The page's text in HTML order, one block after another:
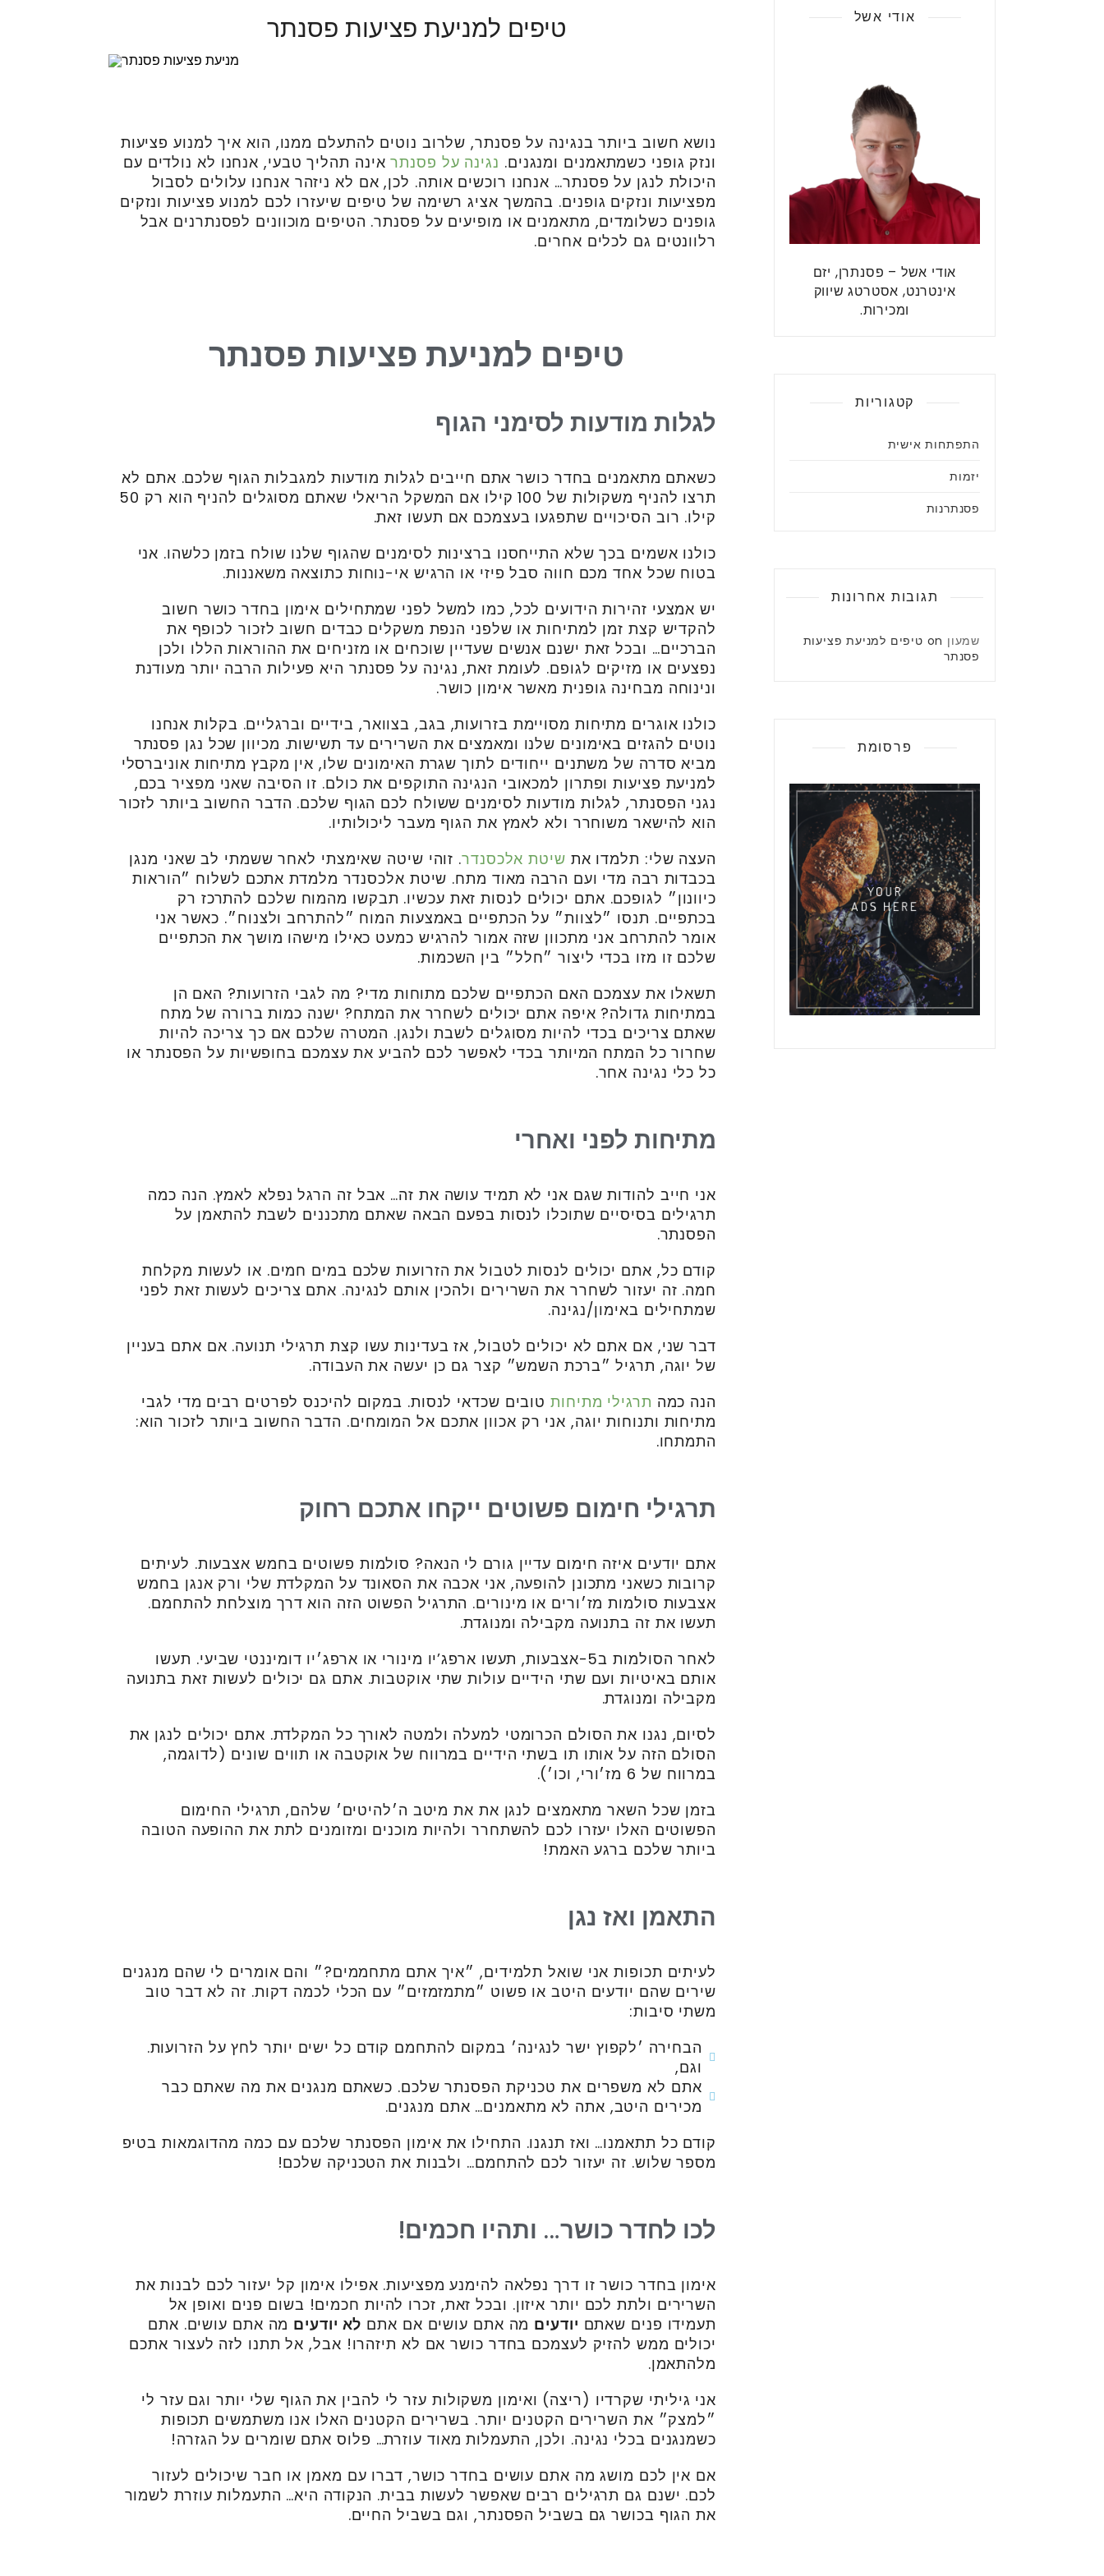
טיפים למניעת פציעות פסנתר
נושא חשוב ביותר בנגינה על פסנתר, שלרוב נוטים להתעלם ממנו, הוא איך למנוע פציעות
ונזק גופני כשמתאמנים ומנגנים. נגינה על פסנתראינה תהליך טבעי, אנחנו לא נולדים עם
היכולת לנגן על פסנתר… אנחנו רוכשים אותה. לכן, אם לא ניזהר אנחנו עלולים לסבול
מפציעות ונזקים גופנים. בהמשך אציג רשימה של טיפים שיעזרו לכם למנוע פציעות ונזקים
גופנים כשלומדים, מתאמנים או מופיעים על פסנתר. הטיפים מוכוונים לפסנתרנים אבל
רלוונטים גם לכלים אחרים.
טיפים למניעת פציעות פסנתר
לגלות מודעות לסימני הגוף
כשאתם מתאמנים בחדר כושר אתם חייבים לגלות מודעות למגבלות הגוף שלכם. אתם לא
תרצו להניף משקולות של 100 קילו אם המשקל הריאלי שאתם מסוגלים להניף הוא רק 50
קילו. רוב הסיכויים שתפגעו בעצמכם אם תעשו זאת.
כולנו אשמים בכך שלא התייחסנו ברצינות לסימנים שהגוף שלנו שולח בזמן כלשהו. אני
בטוח שכל אחד מכם חווה סבל פיזי או הרגיש אי-נוחות כתוצאה משאננות.
יש אמצעי זהירות הידועים לכל, כמו למשל לפני שמתחילים אימון בחדר כושר חשוב
להקדיש קצת זמן למתיחות או שלפני הנפת משקלים כבדים חשוב לזכור לכופף את
הברכיים… ובכל זאת ישנם אנשים שעדיין שוכחים או מזניחים את ההוראות הללו ולכן
נפצעים או מזיקים לגופם. לעומת זאת, נגינה על פסנתר היא פעילות הרבה יותר מעודנת
ונינוחה מבחינה גופנית מאשר אימון כושר.
כולנו אוגרים מתיחות מסויימת בזרועות, בגב, בצוואר, בידיים וברגליים. בקלות אנחנו
נוטים להגזים באימונים שלנו ומאמצים את השרירים עד תשישות. מכיוון שכל נגן פסנתר
מביא סדרה של משתנים ייחודים לתוך שגרת האימונים שלו, אין מקבץ מתיחות אוניברסלי
למניעת פציעות ופתרון למכאובי הנגינה התוקפים את כולם. זו הסיבה שאני מפציר בכם,
נגני הפסנתר, לגלות מודעות לסימנים ששולח לכם הגוף שלכם. הדבר החשוב ביותר לזכור
הוא להישאר משוחרר ולא לאמץ את הגוף מעבר ליכולותיו.
העצה שלי: תלמדו את שיטת אלכסנדר. זוהי שיטה שאימצתי לאחר ששמתי לב שאני מנגן
בכבדות רבה מדי ועם הרבה מאוד מתח. שיטת אלכסנדר מלמדת אתכם לשלוח ״הוראות
כיוונון״ לגופכם. אתם יכולים לנסות זאת עכשיו. תבקשו מהמוח שלכם להתרכז רק
בכתפיים. תנסו ״לצוות״ על הכתפיים באמצעות המוח ״להתרחב ולצנוח״. כאשר אני
אומר להתרחב אני מתכוון שזה אמור להרגיש כמעט כאילו מישהו מושך את הכתפיים
שלכם זו מזו בכדי ליצור ״חלל״ בין השכמות.
תשאלו את עצמכם האם הכתפיים שלכם מתוחות מדי? מה לגבי הזרועות? האם הן
במתיחות גדולה? איפה אתם יכולים לשחרר את המתח? ישנה כמות ברורה של מתח
שאתם צריכים בכדי להיות מסוגלים לשבת ולנגן. המטרה שלכם אם כך צריכה להיות
שחרור כל המתח המיותר בכדי לאפשר לכם להביע את עצמכם בחופשיות על הפסנתר או
כל כלי נגינה אחר.
מתיחות לפני ואחרי
אני חייב להודות שגם אני לא תמיד עושה את זה… אבל זה הרגל נפלא לאמץ. הנה כמה
תרגילים בסיסיים שתוכלו לנסות בפעם הבאה שאתם מתכננים לשבת להתאמן על
הפסנתר.
קודם כל, אתם יכולים לנסות לטבול את הזרועות שלכם במים חמים. או לעשות מקלחת
חמה. זה יעזור לשחרר את השרירים ולהכין אותם לנגינה. אתם צריכים לעשות זאת לפני
שמתחילים באימון/נגינה.
דבר שני, אם אתם לא יכולים לטבול, אז בעדינות עשו קצת תרגילי תנועה. אם אתם בעניין
של יוגה, תרגיל ״ברכת השמש״ קצר גם כן יעשה את העבודה.
הנה כמה תרגילי מתיחותטובים שכדאי לנסות. במקום להיכנס לפרטים רבים מדי לגבי
מתיחות ותנוחות יוגה, אני רק אכוון אתכם אל המומחים. הדבר החשוב ביותר לזכור הוא:
התמתחו.
תרגילי חימום פשוטים ייקחו אתכם רחוק
אתם יודעים איזה חימום עדיין גורם לי הנאה? סולמות פשוטים בחמש אצבעות. לעיתים
קרובות כשאני מתכונן להופעה, אני אכבה את הסאונד על המקלדת שלי ורק אנגן בחמש
אצבעות סולמות מז׳ורים או מינורים. התרגיל הפשוט הזה הוא דרך מוצלחת להתחמם.
תעשו את זה בתנועה מקבילה ומנוגדת.
לאחר הסולמות ב5-אצבעות, תעשו ארפג’יו מינורי או ארפג׳יו דומיננטי שביעי. תעשו
אותם באיטיות ועם שתי הידיים עולות שתי אוקטבות. אתם גם יכולים לעשות זאת בתנועה
מקבילה ומנוגדת.
לסיום, נגנו את הסולם הכרומטי למעלה ולמטה לאורך כל המקלדת. אתם יכולים לנגן את
הסולם הזה על אותו תו בשתי הידיים במרווח של אוקטבה או תווים שונים (לדוגמה,
במרווח של 6 מז׳ורי, וכו׳).
בזמן שכל השאר מתאמצים לנגן את את מיטב ה׳להיטים׳ שלהם, תרגילי החימום
הפשוטים האלו יעזרו לכם להשתחרר ולהיות מוכנים ומזומנים לתת את ההופעה הטובה
ביותר שלכם ברגע האמת!
התאמן ואז נגן
לעיתים תכופות אני שואל תלמידים, ״איך אתם מתחממים?״ והם אומרים לי שהם מנגנים
שירים שהם יודעים היטב או פשוט ״מתמזמזים״ עם הכלי לכמה דקות. זה לא דבר טוב
משתי סיבות:
הבחירה ׳לקפוץ ישר לנגינה׳ במקום להתחמם קודם כל ישים יותר לחץ על הזרועות.
וגם,
אתם לא משפרים את טכניקת הפסנתר שלכם. כשאתם מנגנים את מה שאתם כבר
מכירים היטב, אתה לא מתאמנים… אתם מנגנים.
קודם כל תתאמנו… ואז תנגנו. התחילו את אימון הפסנתר שלכם עם כמה מהדוגמאות בטיפ
מספר שלוש. זה יעזור לכם להתחמם… ולבנות את הטכניקה שלכם!
לכו לחדר כושר… ותהיו חכמים!
אימון בחדר כושר זו דרך נפלאה להימנע מפציעות. אפילו אימון קל יעזור לכם לבנות את
השרירים ולתת לכם יותר איזון. ובכל זאת, זכרו להיות חכמים! בשום פנים ואופן אל
תעמידו פנים שאתם יודעים מה אתם עושים אם אתם לא יודעים מה אתם עושים. אתם
יכולים ממש להזיק לעצמכם בחדר כושר אם לא תיזהרו! אבל, אל תתנו לזה לעצור אתכם
מלהתאמן.
אני גיליתי שקרדיו (ריצה) ואימון משקולות עזר לי להבין את הגוף שלי יותר וגם עזר לי
״למצק״ את השרירים הקטנים יותר. בשרירים הקטנים האלו אנו משתמשים תכופות
כשמנגנים בכלי נגינה. ולכן, התעמלות מאוד עוזרת… פלוס אתם שומרים על הגזרה!
אם אין לכם מושג מה אתם עושים בחדר כושר, דברו עם מאמן או חבר שיכולים לעזור
לכם. ישנם גם תרגילים רבים שאפשר לעשות בבית. הנקודה היא… התעמלות עוזרת לשמור
את הגוף בכושר גם בשביל הפסנתר, וגם בשביל החיים.
אודי אשל
אודי אשל – פסנתרן, יזם
אינטרנט, אסטרטג שיווק
ומכירות.
קטגוריות
התפתחות אישית
יזמות
פסנתרנות
תגובות אחרונות
שמעון
טיפים למניעת פציעות
פסנתר
פרסומת